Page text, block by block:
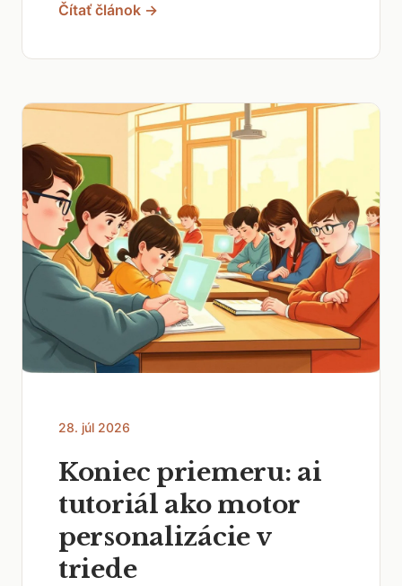
Čítať článok →
28. júl 2026
Koniec priemeru: ai
tutoriál ako motor
personalizácie v
triede